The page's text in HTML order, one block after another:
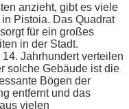
anzieht, gibt es viele
Pistoia. Das Quadrat
für ein großes
in der Stadt.
Jahrhundert verteilen
solche Gebäude ist die
Bögen der
entfernt und das
vielen